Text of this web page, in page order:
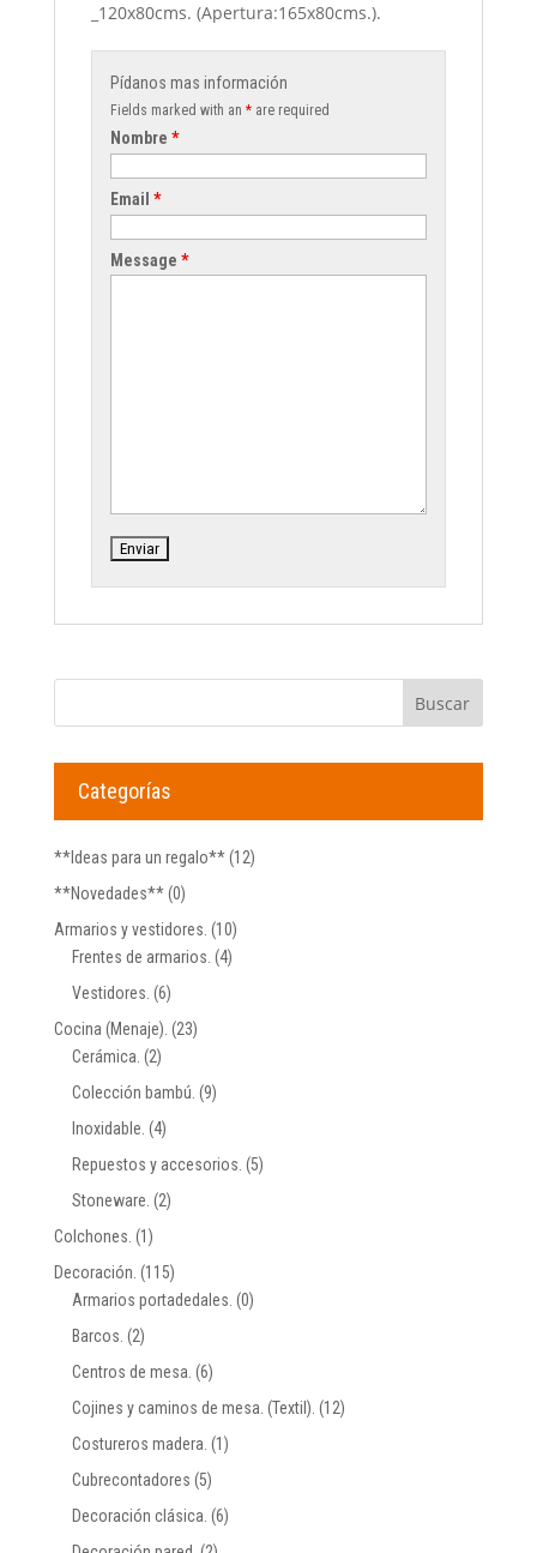
_120x80cms. (Apertura:165x80cms.).
Pídanos mas información
Fields marked with an *are required
Nombre *
Email *
Message *
Categorías
**Ideas para un regalo** (12)
**Novedades** (0)
Armarios y vestidores. (10)
Frentes de armarios. (4)
Vestidores. (6)
Cocina (Menaje). (23)
Cerámica. (2)
Colección bambú. (9)
Inoxidable. (4)
Repuestos y accesorios. (5)
Stoneware. (2)
Colchones. (1)
Decoración. (115)
Armarios portadedales. (0)
Barcos. (2)
Centros de mesa. (6)
Cojines y caminos de mesa. (Textil). (12)
Costureros madera. (1)
Cubrecontadores (5)
Decoración clásica. (6)